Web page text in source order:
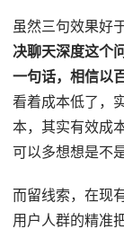
虽然三句效果好
决聊天深度这个
一句话，相信以
看着成本低了，
本，其实有效成
可以多想想是不
而留线索，在现
用户人群的精准